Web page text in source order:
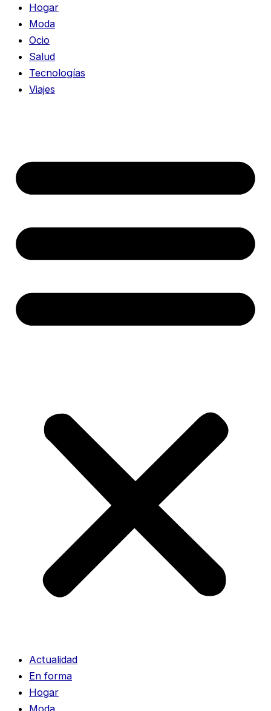
Hogar
Moda
Ocio
Salud
Tecnologías
Viajes
Actualidad
En forma
Hogar
Moda